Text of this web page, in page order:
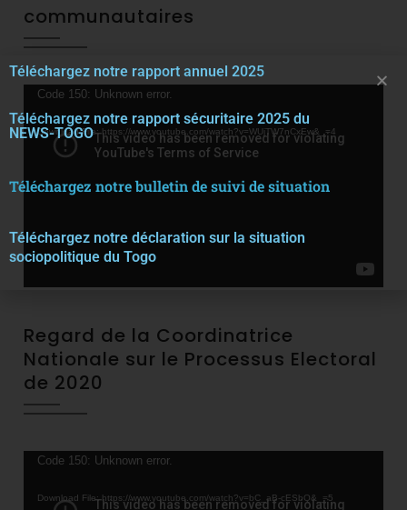
communautaires
Video
Player
Code 150: Unknown error.
Download File: https://www.youtube.com/watch?v=WUjTW7nCxEw&_=4
Regard de la Coordinatrice
Nationale sur le Processus Electoral
de 2020
Video
Code 150: Unknown error.
Download File: https://www.youtube.com/watch?v=bC_aB-cESbQ&_=5
Téléchargez notre rapport annuel 2025
Téléchargez notre rapport sécuritaire 2025 du
NEWS-TOGO
Téléchargez notre bulletin de suivi de situation
Téléchargez notre déclaration sur la situation
sociopolitique du Togo